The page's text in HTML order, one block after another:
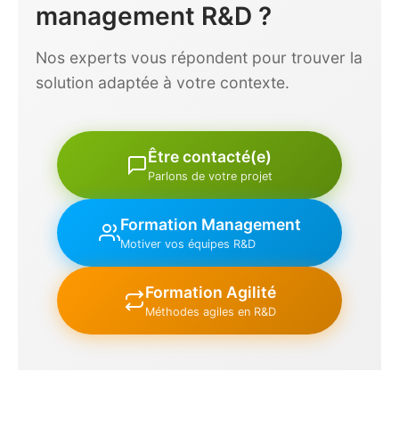
management R&D ?
Nos experts vous répondent pour trouver la
solution adaptée à votre contexte.
Être contacté(e)
Parlons de votre projet
Formation Management
Motiver vos équipes R&D
Formation Agilité
Méthodes agiles en R&D